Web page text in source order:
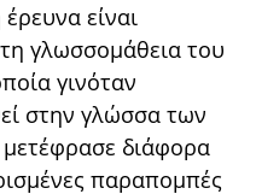
είναι
γλωσσομάθεια του
γινόταν
στην γλώσσα των
διάφορα
παραπομπές